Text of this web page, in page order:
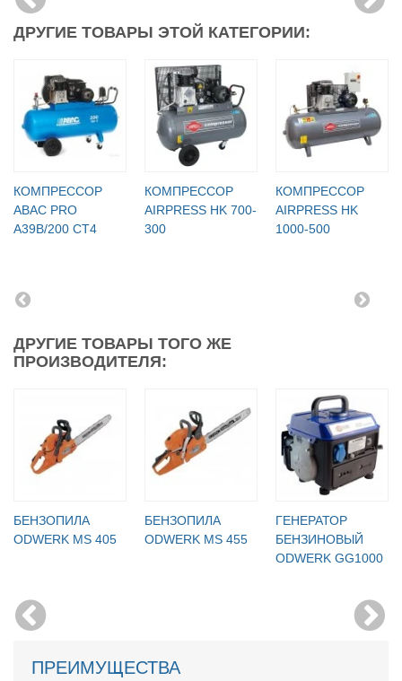
ДРУГИЕ ТОВАРЫ ЭТОЙ КАТЕГОРИИ:
КОМПРЕССОР
ABAC PRO
A39B/200 CT4
КОМПРЕССОР
AIRPRESS HK 700-
300
КОМПРЕССОР
AIRPRESS HK
1000-500
ДРУГИЕ ТОВАРЫ ТОГО ЖЕ
ПРОИЗВОДИТЕЛЯ:
БЕНЗОПИЛА
ODWERK MS 405
БЕНЗОПИЛА
ODWERK MS 455
ГЕНЕРАТОР
БЕНЗИНОВЫЙ
ODWERK GG1000
ПРЕИМУЩЕСТВА